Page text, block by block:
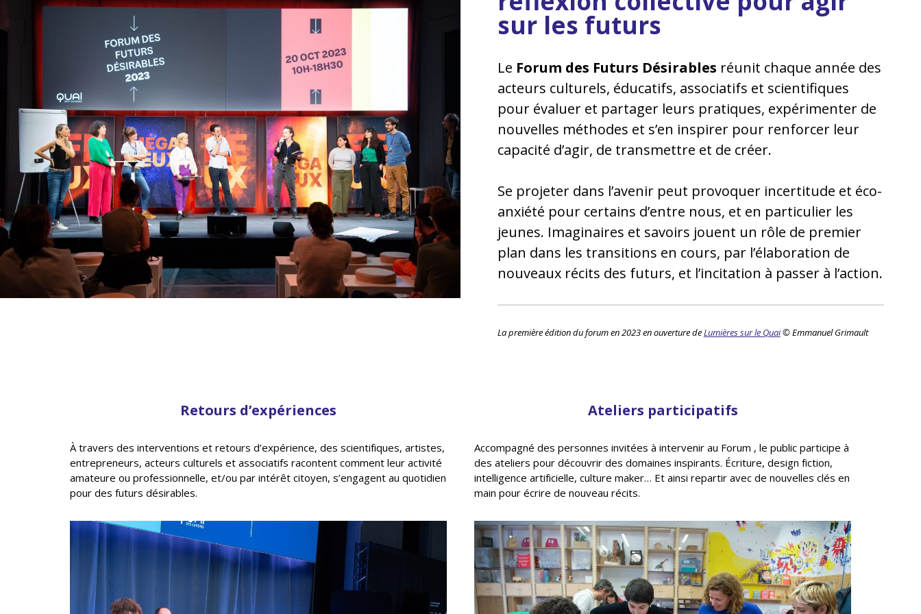
sur les futurs
Le Forum des Futurs Désirables réunit chaque année des
acteurs culturels, éducatifs, associatifs et scientifiques
pour évaluer et partager leurs pratiques, expérimenter de
nouvelles méthodes et s’en inspirer pour renforcer leur
capacité d’agir, de transmettre et de créer.
Se projeter dans l’avenir peut provoquer incertitude et éco-
anxiété pour certains d’entre nous, et en particulier les
jeunes. Imaginaires et savoirs jouent un rôle de premier
plan dans les transitions en cours, par l’élaboration de
nouveaux récits des futurs, et l’incitation à passer à l’action.
La première édition du forum en 2023 en ouverture deLumières sur le Quai© Emmanuel Grimault
Retours d’expériences
À travers des interventions et retours d’expérience, des scientifiques, artistes,
entrepreneurs, acteurs culturels et associatifs racontent comment leur activité
amateure ou professionnelle, et/ou par intérêt citoyen, s’engagent au quotidien
pour des futurs désirables.
Ateliers participatifs
Accompagné des personnes invitées à intervenir au Forum , le public participe à
des ateliers pour découvrir des domaines inspirants. Écriture, design fiction,
intelligence artificielle, culture maker… Et ainsi repartir avec de nouvelles clés en
main pour écrire de nouveau récits.